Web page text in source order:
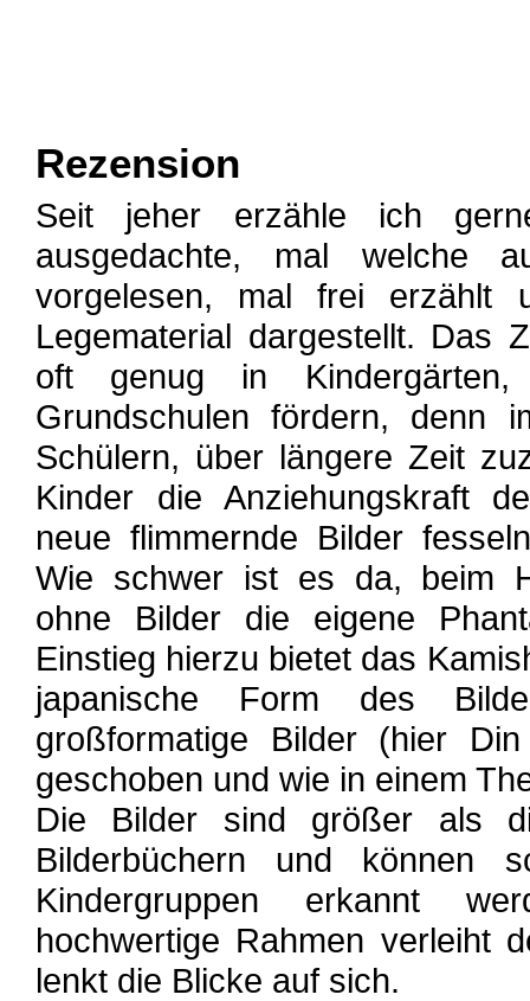
Rezension
Seit jeher erzähle ich
ausgedachte, mal welche
vorgelesen, mal frei erzählt
Legematerial dargestellt. Das
oft genug in Kindergärten,
Grundschulen fördern, denn
Schülern, über längere Zeit
Kinder die Anziehungskraft
neue flimmernde Bilder
Wie schwer ist es da, beim
ohne Bilder die eigene
Einstieg hierzu bietet das
japanische Form des
großformatige Bilder (hier
geschoben und wie in einem
Die Bilder sind größer als
Bilderbüchern und können
Kindergruppen erkannt
hochwertige Rahmen verleiht
lenkt die Blicke auf sich.